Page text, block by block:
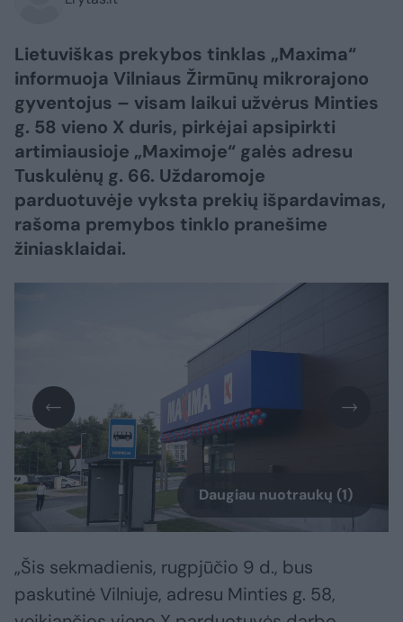
Lietuviškas prekybos tinklas „Maxima“
informuoja Vilniaus Žirmūnų mikrorajono
gyventojus – visam laikui užvėrus Minties
g. 58 vieno X duris, pirkėjai apsipirkti
artimiausioje „Maximoje“ galės adresu
Tuskulėnų g. 66. Uždaromoje
parduotuvėje vyksta prekių išpardavimas,
rašoma premybos tinklo pranešime
žiniasklaidai.
Daugiau nuotraukų (1)
„Šis sekmadienis, rugpjūčio 9 d., bus
paskutinė Vilniuje, adresu Minties g. 58,